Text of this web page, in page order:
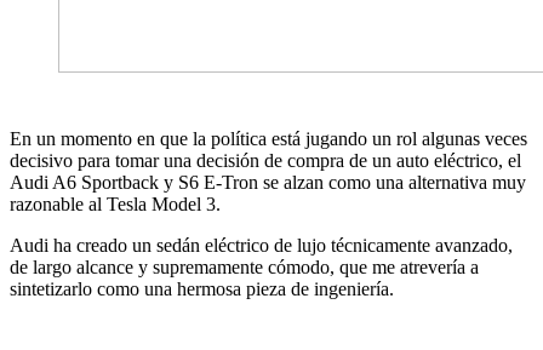
En un momento en que la política está jugando un rol algunas veces
decisivo para tomar una decisión de compra de un auto eléctrico, el
Audi A6 Sportback y S6 E-Tron se alzan como una alternativa muy
razonable al Tesla Model 3.
Audi ha creado un sedán eléctrico de lujo técnicamente avanzado,
de largo alcance y supremamente cómodo, que me atrevería a
sintetizarlo como una hermosa pieza de ingeniería.